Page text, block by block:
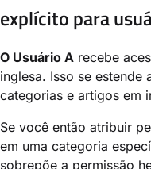
explícito para
O Usuário A recebe
inglesa. Isso se estende
categorias e artigos em
Se você então atribuir
em uma categoria
sobrepõe a permissão